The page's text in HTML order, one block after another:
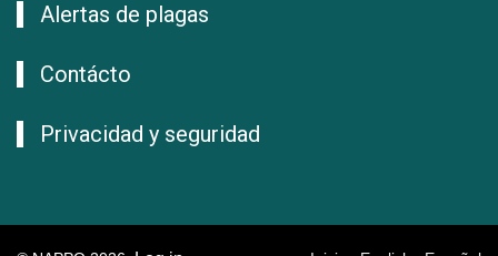
Alertas de plagas
Contácto
Privacidad y seguridad